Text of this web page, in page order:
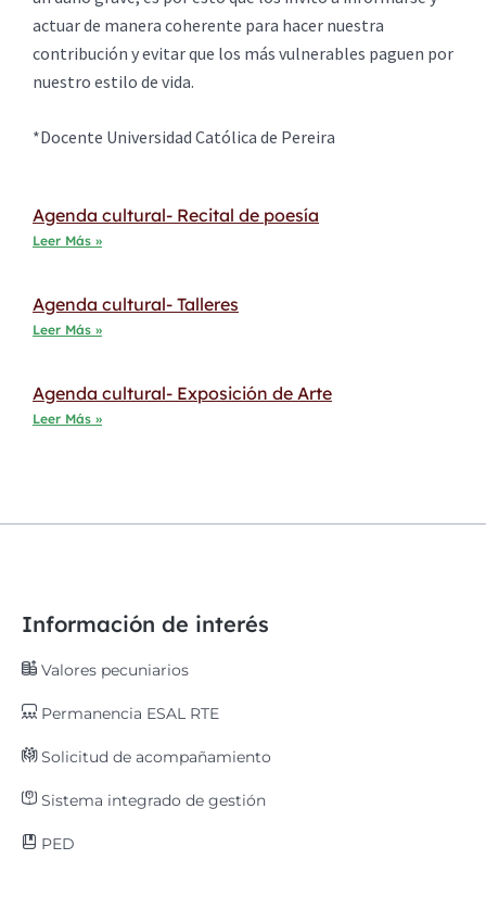
actuar de manera coherente para hacer nuestra
contribución y evitar que los más vulnerables paguen por
nuestro estilo de vida.
*Docente Universidad Católica de Pereira
Agenda cultural- Recital de poesía
Leer Más »
Agenda cultural- Talleres
Leer Más »
Agenda cultural- Exposición de Arte
Leer Más »
Información de interés
Valores pecuniarios
Permanencia ESAL RTE
Solicitud de acompañamiento
Sistema integrado de gestión
PED